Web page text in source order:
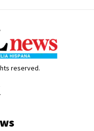
reserved.